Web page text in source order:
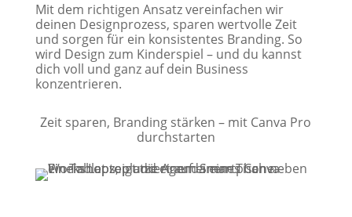
Mit dem richtigen Ansatz vereinfachen wir
deinen Designprozess, sparen wertvolle Zeit
und sorgen für ein konsistentes Branding. So
wird Design zum Kinderspiel – und du kannst
dich voll und ganz auf dein Business
konzentrieren.
Zeit sparen, Branding stärken – mit Canva Pro
durchstarten